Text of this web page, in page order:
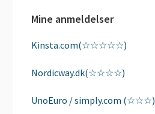
Mine anmeldelser
Kinsta.com(☆☆☆☆☆)
Nordicway.dk(☆☆☆☆)
UnoEuro / simply.com (☆☆☆)